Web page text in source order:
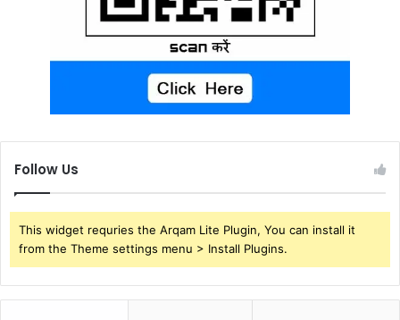
Follow Us
This widget requries the Arqam Lite Plugin, You can install it
from the Theme settings menu > Install Plugins.